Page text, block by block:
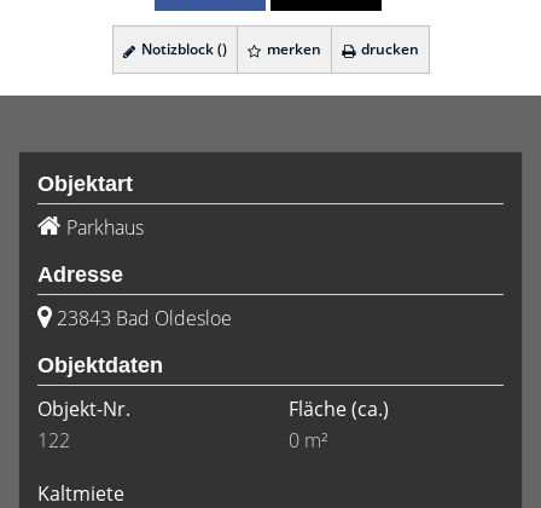
Notizblock () merken drucken
Objektart
Parkhaus
Adresse
23843 Bad Oldesloe
Objektdaten
Objekt-Nr.
122
Fläche(ca.)
0 m²
Kaltmiete